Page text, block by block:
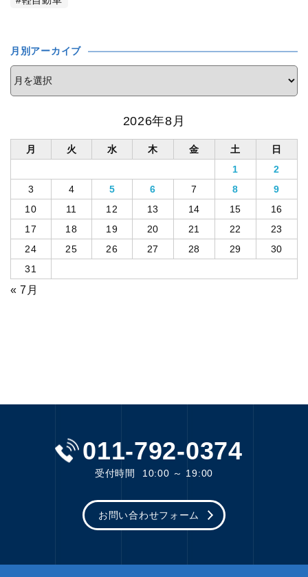
月別アーカイブ
2026年8月
月 火 水 木 金 土
日
1
2
3
4 5 6 7 8
9
10
11 12 13 14 15
16
17
18 19 20 21 22
23
24
25 26 27 28 29
30
31
« 7月
011-792-0374
受付時間 10:00 ～ 19:00
お問い合わせフォーム